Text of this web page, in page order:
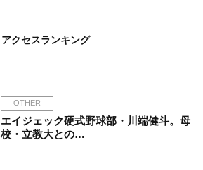
アクセスランキング
OTHER
エイジェック硬式野球部・川端健斗。母
校・立教大との…